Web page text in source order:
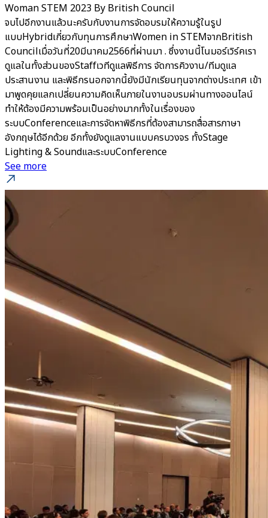
Woman STEM 2023 By British Council
จบไปอีกงานแล้วนะครับกับงานการจัดอบรมให้ความรู้ในรูป
แบบHybridเกี่ยวกับทุนการศึกษาWomen in STEMจากBritish
Councilเมื่อวันที่20มีนาคม2566ที่ผ่านมา . ซึ่งงานนี้โนมอร์เวิร์คเรา
ดูแลในทั้งส่วนของStaffเวทีดูแลพิธีการ จัดการคิวงาน/ทีมดูแล
ประสานงาน และพิธีกรนอกจากนี้ยังมีนักเรียนทุนจากต่างประเทศ เข้า
มาพูดคุยแลกเปลี่ยนความคิดเห็นภายในงานอบรมผ่านทางออนไลน์
ทำให้ต้องมีความพร้อมเป็นอย่างมากทั้งในเรื่องของ
ระบบConferenceและการจัดหาพิธีกรที่ต้องสามารถสื่อสารภาษา
อังกฤษได้อีกด้วย อีกทั้งยังดูแลงานแบบครบวงจร ทั้งStage
Lighting & SoundและระบบConference
See more